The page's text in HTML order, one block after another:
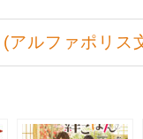
アルファポリス